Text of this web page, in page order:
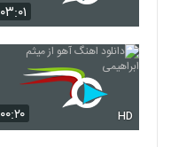
۰۳:۰۱
۰۰:۲۰ HD